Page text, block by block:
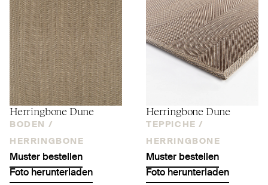
Herringbone Dune
BODEN /
HERRINGBONE
Muster bestellen
Foto herunterladen
Herringbone Dune
TEPPICHE /
HERRINGBONE
Muster bestellen
Foto herunterladen